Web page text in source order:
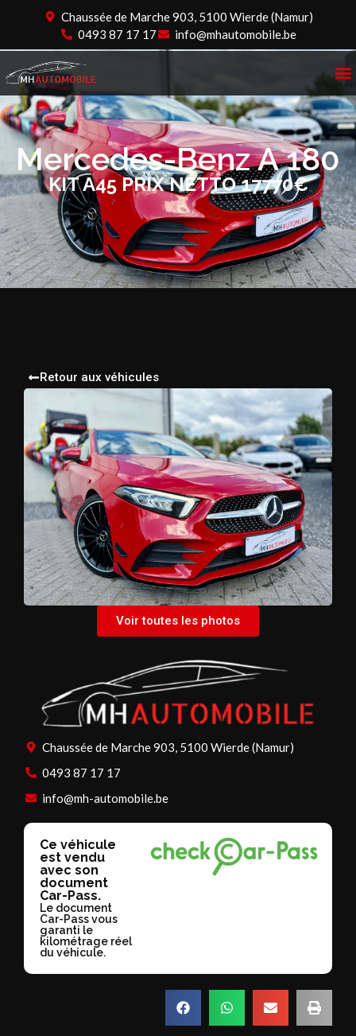
Chaussée de Marche 903, 5100 Wierde (Namur)
0493 87 17 17
info@mhautomobile.be
Mercedes-Benz A 180
KIT A45 PRIX NETTO 17770€
Retour aux véhicules
Voir toutes les photos
Chaussée de Marche 903, 5100 Wierde (Namur)
0493 87 17 17
info@mh-automobile.be
Ce véhicule
est vendu
avec son
document
Car-Pass.
Le document
Car-Pass vous
garanti le
kilométrage réel
du véhicule.